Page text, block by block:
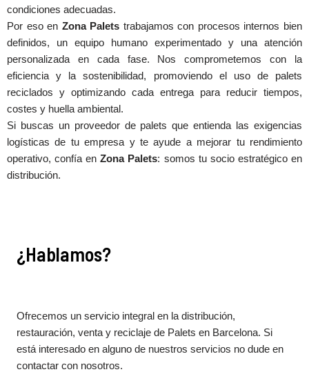
condiciones adecuadas.
Por eso en Zona Palets trabajamos con procesos internos bien
definidos, un equipo humano experimentado y una atención
personalizada en cada fase. Nos comprometemos con la
eficiencia y la sostenibilidad, promoviendo el uso de palets
reciclados y optimizando cada entrega para reducir tiempos,
costes y huella ambiental.
Si buscas un proveedor de palets que entienda las exigencias
logísticas de tu empresa y te ayude a mejorar tu rendimiento
operativo, confía enZona Palets: somos tu socio estratégico en
distribución.
¿Hablamos?
Ofrecemos un servicio integral en la distribución,
restauración, venta y reciclaje de Palets en Barcelona. Si
está interesado en alguno de nuestros servicios no dude en
contactar con nosotros.